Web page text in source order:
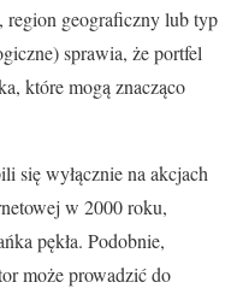
region geograficzny lub typ
sprawia, że portfel
które mogą znacząco
się wyłącznie na akcjach
w 2000 roku,
pękła. Podobnie,
może prowadzić do